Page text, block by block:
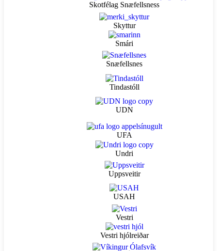
Skotfélag Snæfellsness
Skyttur
Smári
Snæfellsnes
Tindastóll
UDN
UFA
Undri
Uppsveitir
USAH
Vestri
Vestri hjólreiðar